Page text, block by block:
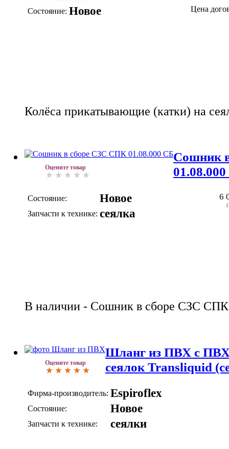
Состояние: Новое Цена
Колёса прикатывающие (катки) на
Оцените товар
Сошник
Состояние: Новое
Запчасти к технике: сеялка
6
В наличии - Сошник в сборе СЗС
Оцените товар
Шланг из ПВХ с
сеялок Transliquid
Фирма-производитель: Espiroflex
Состояние: Новое
Запчасти к технике: сеялки